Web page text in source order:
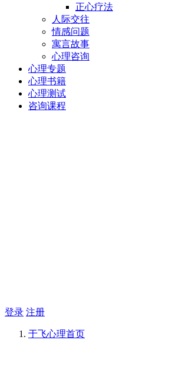
正心疗法
人际交往
情感问题
寓言故事
心理咨询
心理专题
心理书籍
心理测试
咨询课程
登录 注册
于飞心理首页